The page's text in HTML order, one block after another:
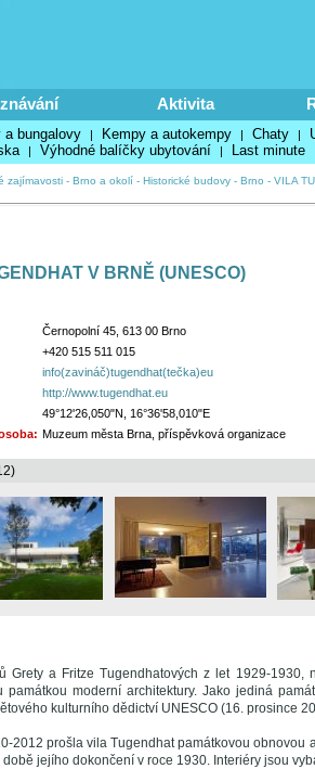
Aktivita
a bungalovy | Kempy a autokempy | Chaty |
| Výhodné balíčky ubytování | Last minute
zajímavosti- Brno a okolí- Historické budovy- Brno - VILA
V BRNĚ (UNESCO)
Černopolní 45, 613 00 Brno
+420 515 511 015
info(zavináč)tugendhat(tečka)eu
http://www.tugendhat.eu
49°12'26,050"N, 16°36'58,010"E
Muzeum města Brna, příspěvková organizace
Grety a Fritze Tugendhatových z let 1929-
památkou moderní architektury. Jako jediná
kulturního dědictví UNESCO (16. prosince
2012 prošla vila Tugendhat památkovou
jejího dokončení v roce 1930. Interiéry jsou